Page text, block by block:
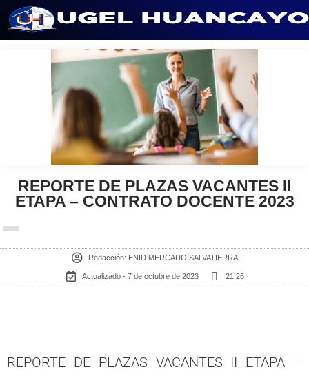
REPORTE DE PLAZAS VACANTES II
ETAPA – CONTRATO DOCENTE 2023
Redacción: ENID MERCADO SALVATIERRA
Actualizado - 7 de octubre de 2023 21:26
REPORTE DE PLAZAS VACANTES II ETAPA –